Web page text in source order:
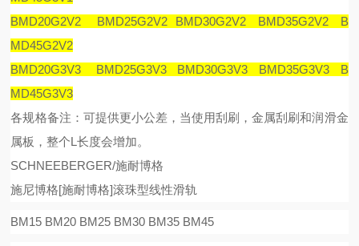
BMD20G2V2 BMD25G2V2 BMD30G2V2 BMD35G2V2 B
MD45G2V2
BMD20G3V3 BMD25G3V3 BMD30G3V3 BMD35G3V3 B
MD45G3V3
各规格备注：可提供更小公差，当使用刮刷，金属刮刷和润滑金
属板，整个L长度会增加。
SCHNEEBERGER/施耐博格
施尼博格[施耐博格]滚珠型线性滑轨
BM15 BM20 BM25 BM30 BM35 BM45